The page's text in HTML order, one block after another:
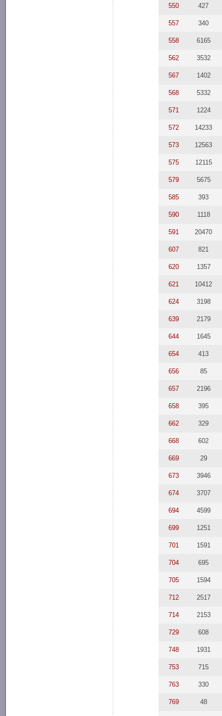
550 427
557 340
558 6165
562 3532
567 1402
568 5332
571 1224
572 14233
573 12563
575 12115
579 5675
585 393
590 1118
591 20470
607 821
620 1357
621 10412
624 3198
639 2179
644 1645
654 413
656 85
657 2196
658 395
662 329
668 602
669 29
673 3946
674 3707
694 4599
699 1251
701 1591
704 695
705 1594
712 2517
714 2153
729 608
748 1931
753 715
763 330
769 48